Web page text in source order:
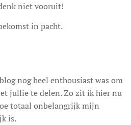
niet vooruit!
in pacht.
nog heel enthousiast was om
jullie te delen. Zo zit ik hier nu
totaal onbelangrijk mijn
is.